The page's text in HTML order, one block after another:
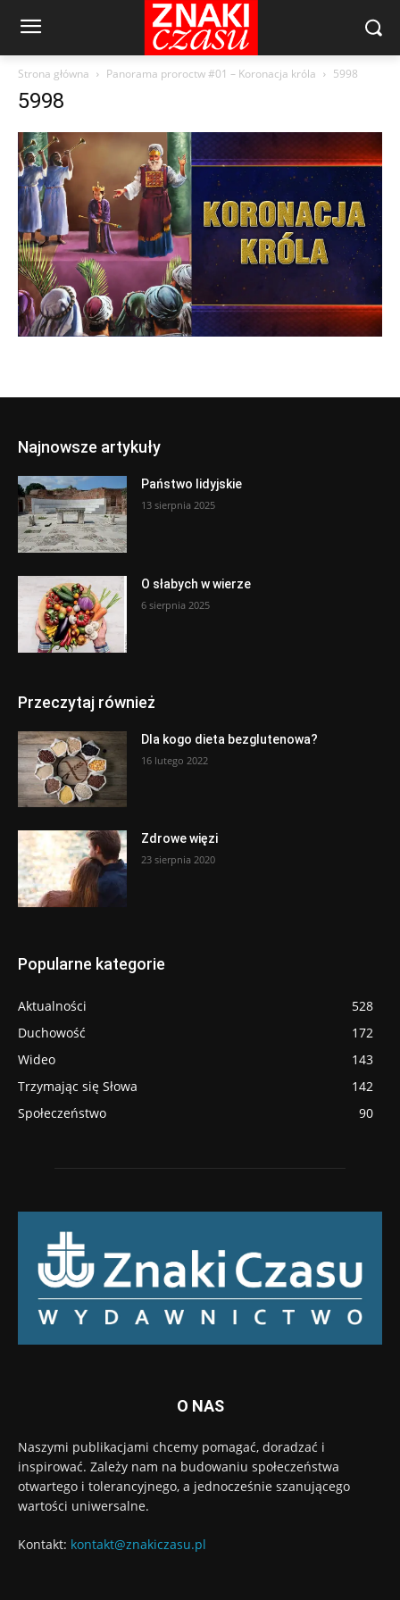
Strona główna Panorama proroctw #01 – Koronacja króla 5998
5998
Najnowsze artykuły
Państwo lidyjskie
13 sierpnia 2025
O słabych w wierze
6 sierpnia 2025
Przeczytaj również
Dla kogo dieta bezglutenowa?
16 lutego 2022
Zdrowe więzi
23 sierpnia 2020
Popularne kategorie
Aktualności
528
Duchowość
172
Wideo
143
Trzymając się Słowa
142
Społeczeństwo
90
O NAS
Naszymi publikacjami chcemy pomagać, doradzać i
inspirować. Zależy nam na budowaniu społeczeństwa
otwartego i tolerancyjnego, a jednocześnie szanującego
wartości uniwersalne.
Kontakt: kontakt@znakiczasu.pl